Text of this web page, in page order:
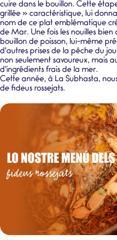
cuire dans le bouillon. Cette
grillée » caractéristique, lui
nom de ce plat emblématique
de Mar. Une fois les nouilles bien
bouillon de poisson, lui-même
d'autres prises de la pêche du
non seulement savoureux, mais
d'ingrédients frais de la mer.
Cette année, à La Subhasta,
de fideus rossejats.